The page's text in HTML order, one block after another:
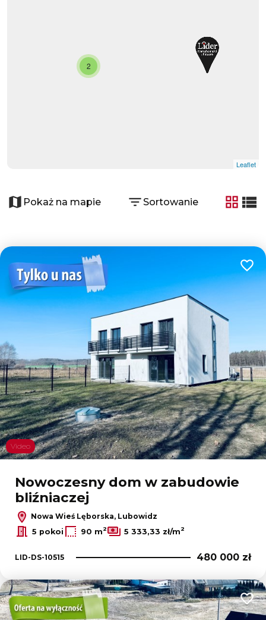
2
Leaflet
Pokaż na mapie Sortowanie
tabela
Video
Nowoczesny dom w zabudowie
bliźniaczej
Nowa Wieś Lęborska, Lubowidz
5 pokoi
90 m2 5 333,33 zł/m2
LID-DS-10515 480 000 zł